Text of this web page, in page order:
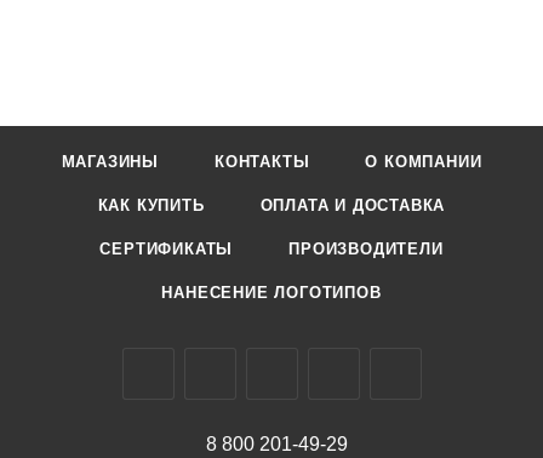
МАГАЗИНЫ КОНТАКТЫ О КОМПАНИИ
КАК КУПИТЬ ОПЛАТА И ДОСТАВКА
СЕРТИФИКАТЫ ПРОИЗВОДИТЕЛИ
НАНЕСЕНИЕ ЛОГОТИПОВ
8 800 201-49-29